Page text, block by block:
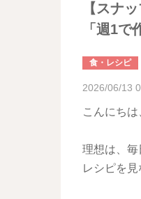
【スナ
「週1で
食・レシピ
2026/06/13
こんにち
理想は、
レシピを